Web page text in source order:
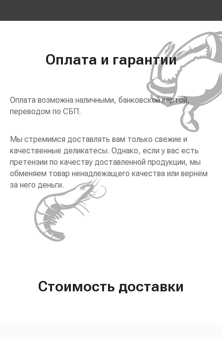
Оплата и гарантии
Оплата возможна наличными, банковской картой,
переводом по СБП.
Мы стремимся доставлять вам только свежие и
качественные деликатесы. Однако, если у вас есть
претензии по качеству доставленной продукции, мы
обменяем товар ненадлежащего качества или вернём
за него деньги.
Стоимость доставки